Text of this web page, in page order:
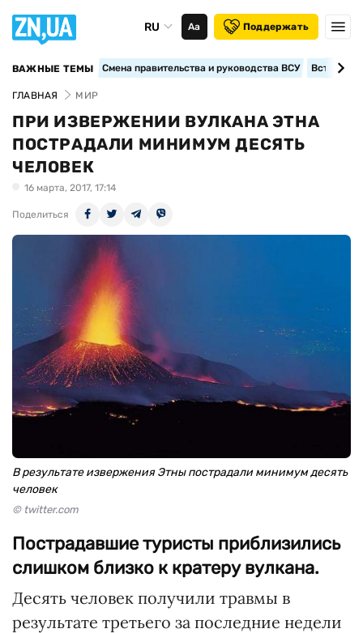
RU Аа Поддержать
ВАЖНЫЕ ТЕМЫ Смена правительства и руководства ВСУ
ГЛАВНАЯ МИР
ПРИ ИЗВЕРЖЕНИИ ВУЛКАНА ЭТНА
ПОСТРАДАЛИ МИНИМУМ ДЕСЯТЬ
ЧЕЛОВЕК
16 марта, 2017, 17:14
Поделиться
В результате извержения Этны пострадали минимум десять
человек
© twitter.com
Пострадавшие туристы приблизились
слишком близко к кратеру вулкана.
Десять человек получили травмы в
результате третьего за последние недели